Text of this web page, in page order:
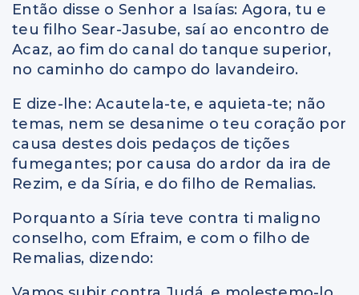
Então disse o Senhor a Isaías: Agora, tu e
teu filho Sear-Jasube, saí ao encontro de
Acaz, ao fim do canal do tanque superior,
no caminho do campo do lavandeiro.
E dize-lhe: Acautela-te, e aquieta-te; não
temas, nem se desanime o teu coração por
causa destes dois pedaços de tições
fumegantes; por causa do ardor da ira de
Rezim, e da Síria, e do filho de Remalias.
Porquanto a Síria teve contra ti maligno
conselho, com Efraim, e com o filho de
Remalias, dizendo: